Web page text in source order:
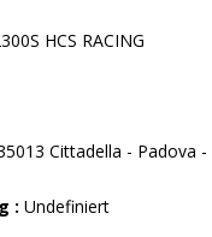
HCS RACING
Cittadella - Padova -
: Undefiniert